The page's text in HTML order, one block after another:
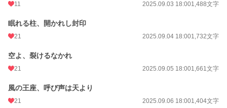
11 2025.09.03 18:001,488文字
眠れる柱、開かれし封印
21 2025.09.04 18:001,732文字
空よ、裂けるなかれ
21 2025.09.05 18:001,661文字
風の王座、呼び声は天より
21 2025.09.06 18:001,404文字